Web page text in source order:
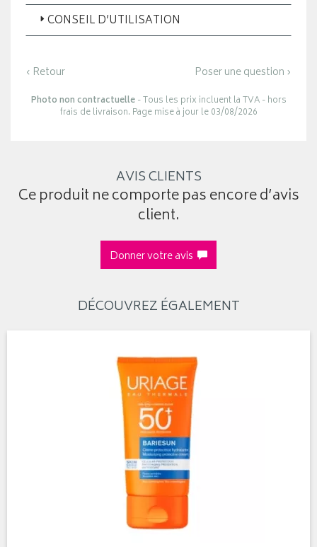
CONSEIL D’UTILISATION
‹ Retour Poser une question ›
Photo non contractuelle- Tous les prix incluent la TVA - hors
frais de livraison. Page mise à jour le 03/08/2026
AVIS CLIENTS
Ce produit ne comporte pas encore d’avis
client.
Donner votre avis
DÉCOUVREZ ÉGALEMENT